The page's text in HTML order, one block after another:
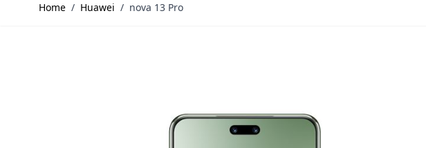
Home / Huawei / nova 13 Pro